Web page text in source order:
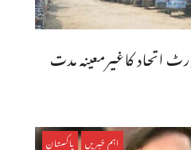
اتحاد کاغیرمعینہ مدت
اہم خبریں پاکستان